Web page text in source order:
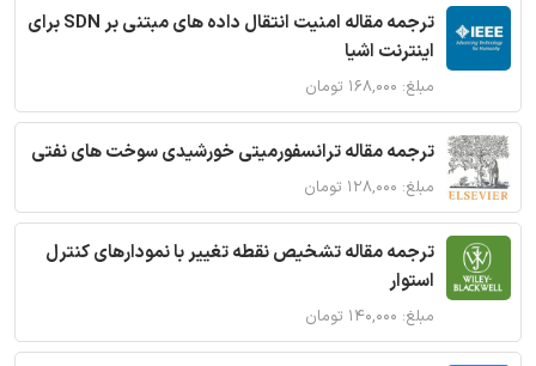
ترجمه مقاله امنیت انتقال داده های مبتنی بر SDN برای
اینترنت اشیا
مبلغ: ۱۶۸,۰۰۰ تومان
ترجمه مقاله ترانسفورمیتی خورشیدی سوخت های نفتی
مبلغ: ۱۲۸,۰۰۰ تومان
ترجمه مقاله تشخیص نقطه تغییر با نمودارهای کنترل
استوار
مبلغ: ۱۴۰,۰۰۰ تومان